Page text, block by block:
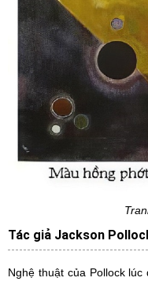
Tác giả Jackson
Nghệ thuật của Pollock